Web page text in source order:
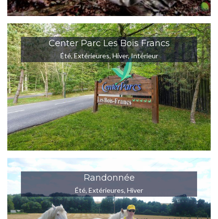
Center Parc Les Bois Francs
Été,Extérieures,Hiver,Intérieur
Randonnée
Été, Extérieures, Hiver